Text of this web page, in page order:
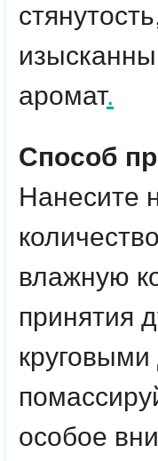
аромат.
Способ
Нанесите
влажную
принятия
особое